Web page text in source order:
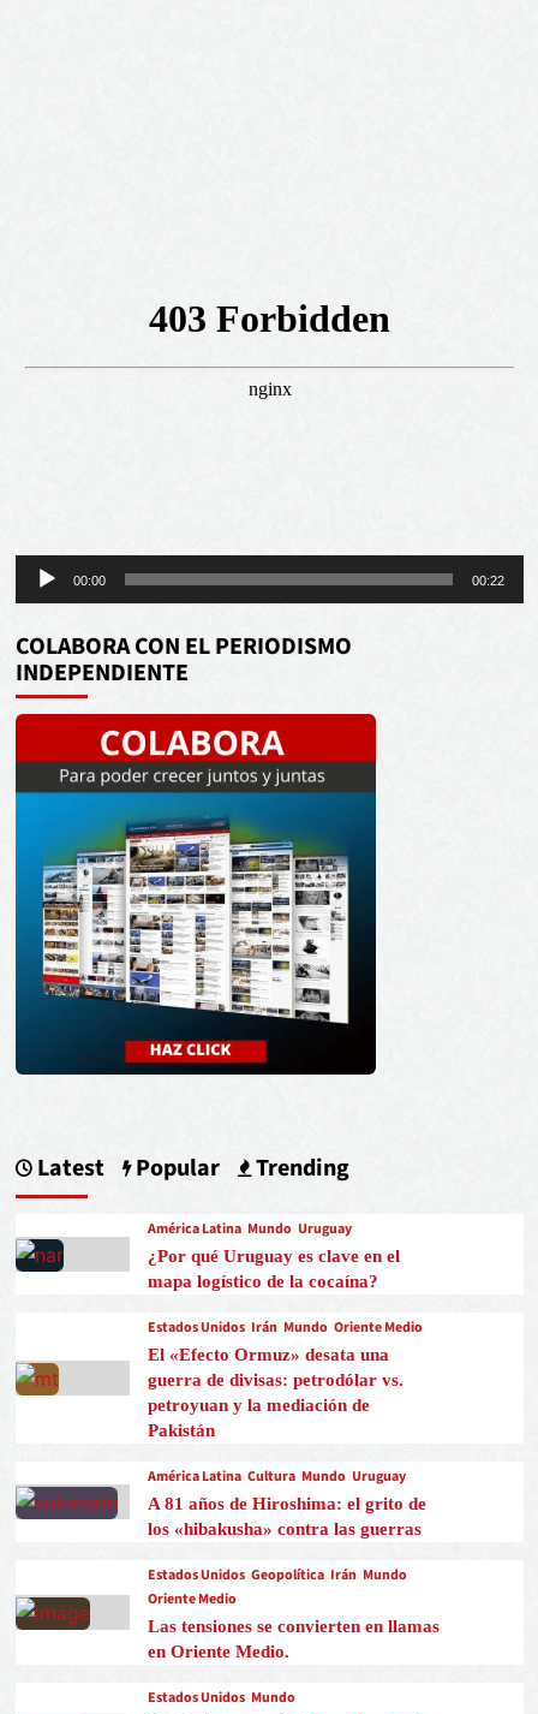
Reproductor
de
audio
00:00 00:22
COLABORA CON EL PERIODISMO
INDEPENDIENTE
Latest Popular Trending
América Latina Mundo Uruguay
¿Por qué Uruguay es clave en el
mapa logístico de la cocaína?
Estados Unidos Irán Mundo Oriente Medio
El «Efecto Ormuz» desata una
guerra de divisas: petrodólar vs.
petroyuan y la mediación de
Pakistán
América Latina Cultura Mundo Uruguay
A 81 años de Hiroshima: el grito de
los «hibakusha» contra las guerras
Estados Unidos Geopolítica Irán Mundo
Oriente Medio
Las tensiones se convierten en llamas
en Oriente Medio.
Estados Unidos Mundo